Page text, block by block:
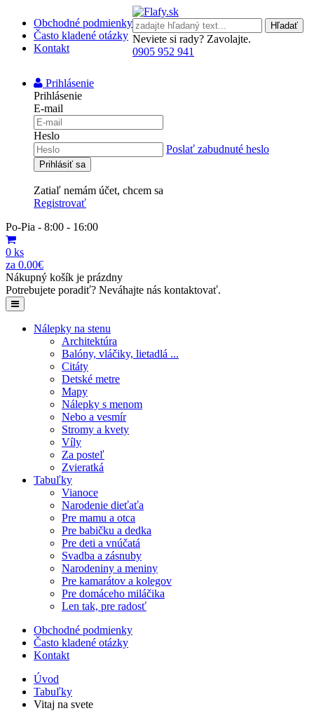
Obchodné podmienky
Často kladené otázky
Kontakt
Prihlásenie
Prihlásenie
E-mail
Heslo
Poslať zabudnuté heslo
Zatiaľ nemám účet, chcem sa
Registrovať
Hľadať
Neviete si rady? Zavolajte.
0905 952 941
Po-Pia - 8:00 - 16:00
0 ks
za 0.00€
Nákupný košík je prázdny
Potrebujete poradiť? Neváhajte nás kontaktovať.
Nálepky na stenu
Architektúra
Balóny, vláčiky, lietadlá ...
Citáty
Detské metre
Mapy
Nálepky s menom
Nebo a vesmír
Stromy a kvety
Víly
Za posteľ
Zvieratká
Tabuľky
Vianoce
Narodenie dieťaťa
Pre mamu a otca
Pre babičku a dedka
Pre deti a vnúčatá
Svadba a zásnuby
Narodeniny a meniny
Pre kamarátov a kolegov
Pre domáceho miláčika
Len tak, pre radosť
Obchodné podmienky
Často kladené otázky
Kontakt
Úvod
Tabuľky
Vitaj na svete